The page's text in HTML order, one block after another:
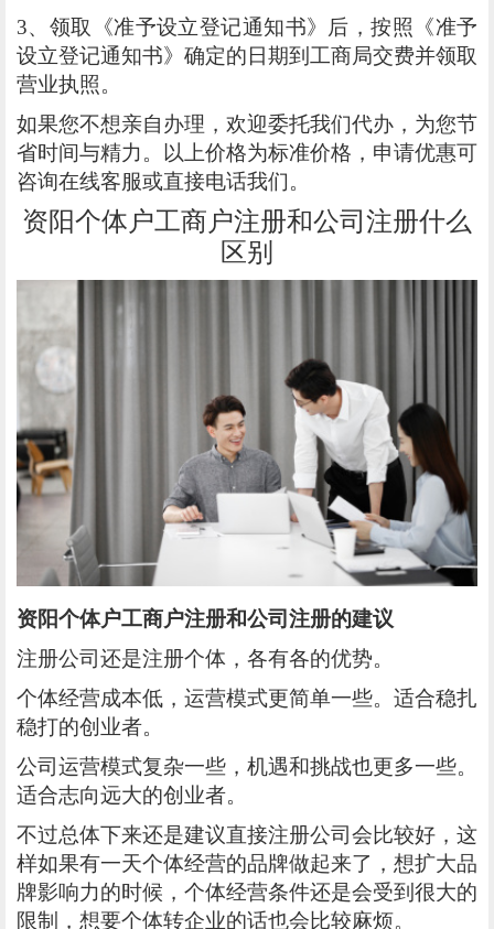
3、领取《准予设立登记通知书》后，按照《准予
设立登记通知书》确定的日期到工商局交费并领取
营业执照。
如果您不想亲自办理，欢迎委托我们代办，为您节
省时间与精力。以上价格为标准价格，申请优惠可
咨询在线客服或直接电话我们。
资阳个体户工商户注册和公司注册什么
区别
资阳个体户工商户注册和公司注册的建议
注册公司还是注册个体，各有各的优势。
个体经营成本低，运营模式更简单一些。适合稳扎
稳打的创业者。
公司运营模式复杂一些，机遇和挑战也更多一些。
适合志向远大的创业者。
不过总体下来还是建议直接注册公司会比较好，这
样如果有一天个体经营的品牌做起来了，想扩大品
牌影响力的时候，个体经营条件还是会受到很大的
限制，想要个体转企业的话也会比较麻烦。